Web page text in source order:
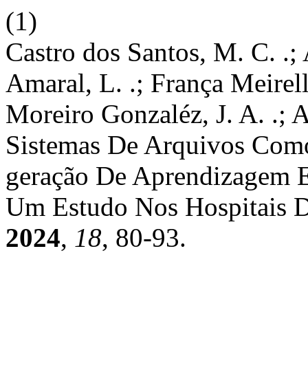
(1)
Castro dos Santos, M. C.
Amaral, L. .; França
Moreiro Gonzaléz, J. A. .;
Sistemas De Arquivos
geração De
Um Estudo Nos Hospitais
2024, 18, 80-93.